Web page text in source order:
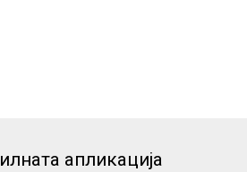
апликација